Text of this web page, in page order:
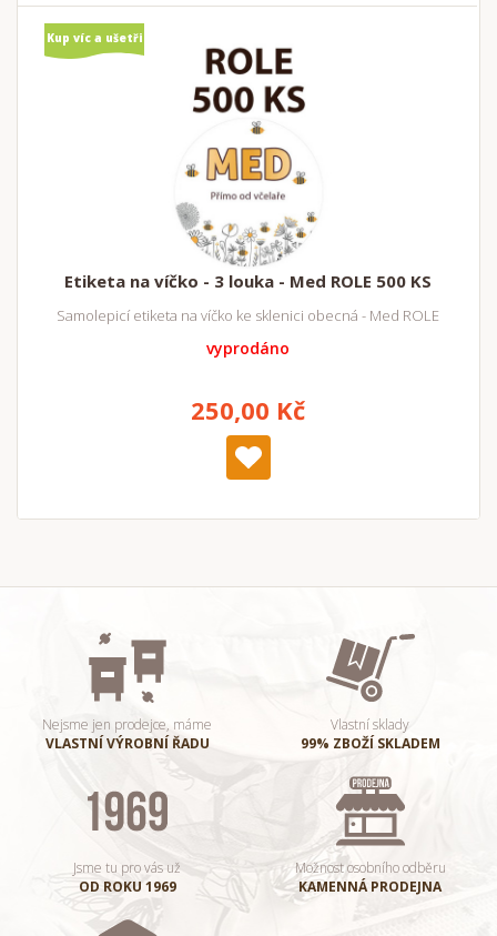
Kup víc a ušetři
Etiketa na víčko - 3 louka - Med ROLE 500 KS
Samolepicí etiketa na víčko ke sklenici obecná - Med ROLE
vyprodáno
250,00 Kč
Nejsme jen prodejce, máme
VLASTNÍ VÝROBNÍ ŘADU
Vlastní sklady
99% ZBOŽÍ SKLADEM
Jsme tu pro vás už
OD ROKU 1969
Možnost osobního odběru
KAMENNÁ PRODEJNA